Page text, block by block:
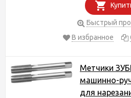
Быстрый
В избранное
Метчики
машинно-
для